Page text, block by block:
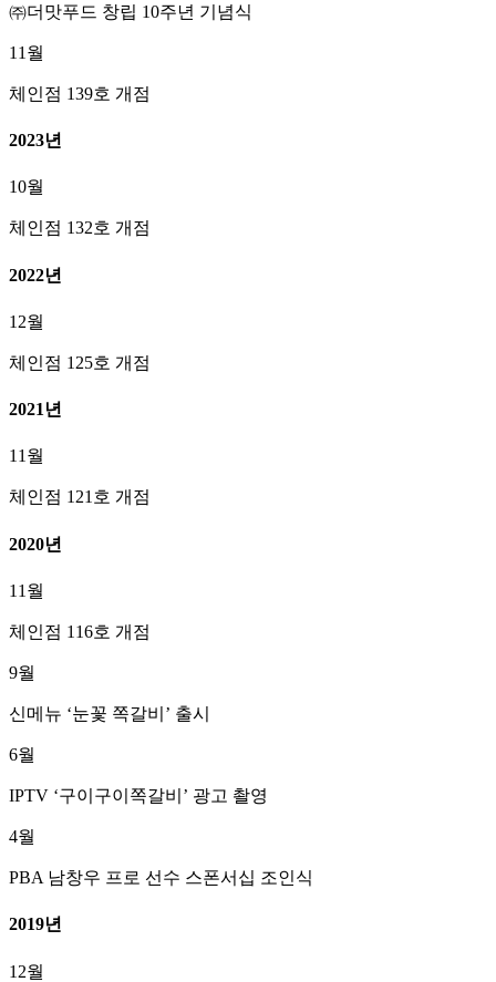
㈜더맛푸드 창립 10주년 기념식
11월
체인점 139호 개점
2023년
10월
체인점 132호 개점
2022년
12월
체인점 125호 개점
2021년
11월
체인점 121호 개점
2020년
11월
체인점 116호 개점
9월
신메뉴 ‘눈꽃 쪽갈비’ 출시
6월
IPTV ‘구이구이쪽갈비’ 광고 촬영
4월
PBA 남창우 프로 선수 스폰서십 조인식
2019년
12월